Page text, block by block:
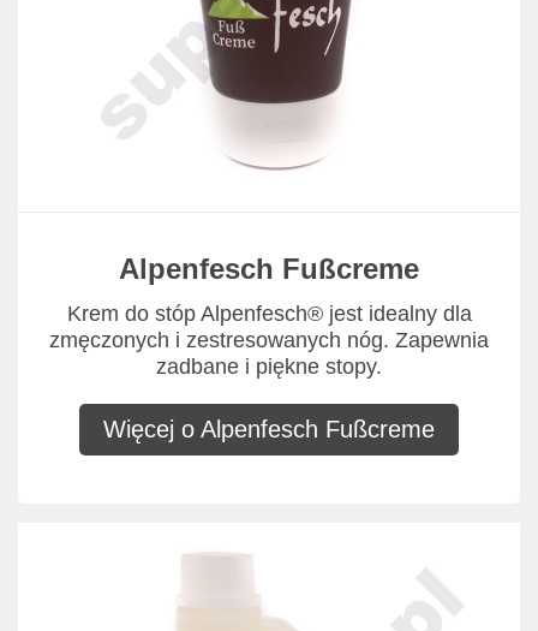
Alpenfesch Fußcreme
Krem do stóp Alpenfesch® jest idealny dla
zmęczonych i zestresowanych nóg. Zapewnia
zadbane i piękne stopy.
Więcej o Alpenfesch Fußcreme